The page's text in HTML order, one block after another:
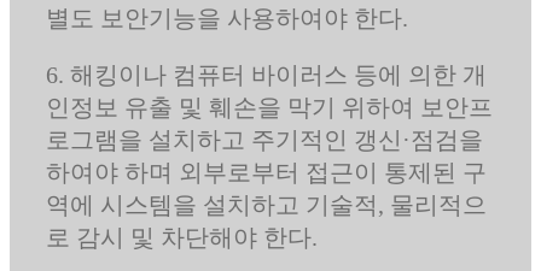
별도 보안기능을 사용하여야 한다.
6. 해킹이나 컴퓨터 바이러스 등에 의한 개
인정보 유출 및 훼손을 막기 위하여 보안프
로그램을 설치하고 주기적인 갱신·점검을
하여야 하며 외부로부터 접근이 통제된 구
역에 시스템을 설치하고 기술적, 물리적으
로 감시 및 차단해야 한다.